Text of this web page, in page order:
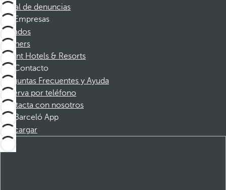
Canal de denuncias
Empresas
Afiliados
Partners
Dorint Hotels & Resorts
Contacto
Preguntas Frecuentes y Ayuda
Reserva por teléfono
Contacta con nosotros
Barceló App
Descargar